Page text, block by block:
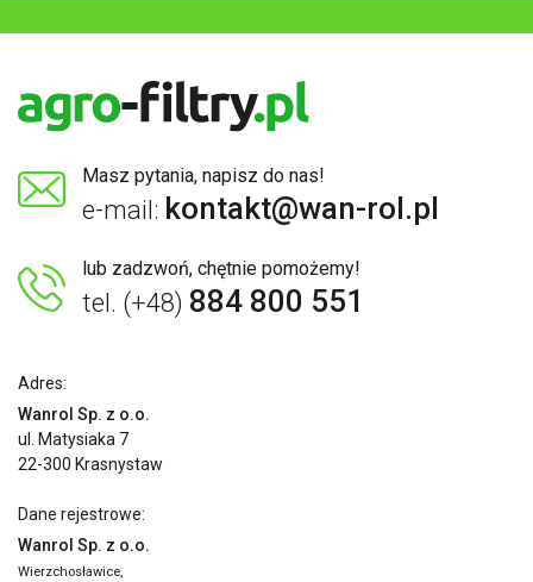
Masz pytania, napisz do nas!
e-mail: kontakt@wan-rol.pl
lub zadzwoń, chętnie pomożemy!
tel. (+48) 884 800 551
Adres:
Wanrol Sp. z o.o.
ul. Matysiaka 7
22-300 Krasnystaw
Dane rejestrowe:
Wanrol Sp. z o.o.
Wierzchosławice,